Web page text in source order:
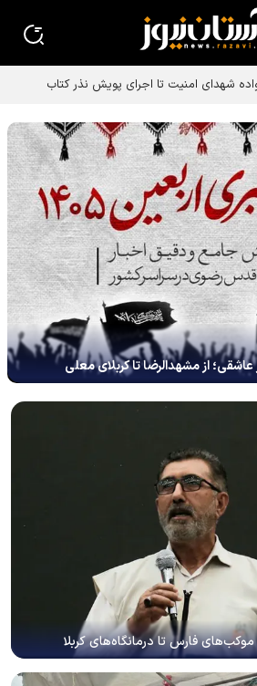
شهدای امنیت تا اجرای پویش نذر کتاب
از مشهدالرضا تا کربلای معلی
فارس تا درمانگاه‌های کربلا